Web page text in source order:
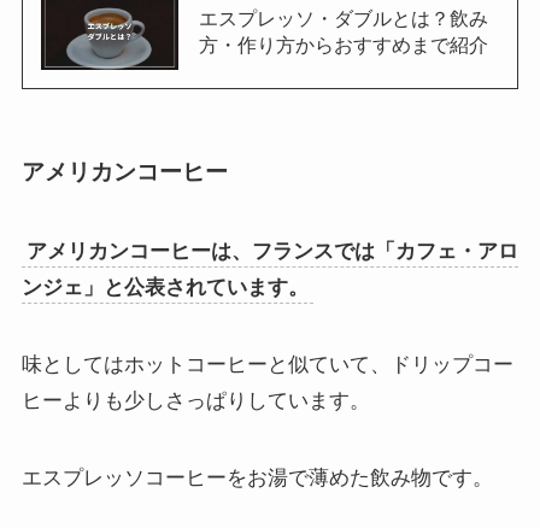
エスプレッソ・ダブルとは？飲み
方・作り方からおすすめまで紹介
アメリカンコーヒー
アメリカンコーヒーは、フランスでは「カフェ・アロ
ンジェ」と公表されています。
味としてはホットコーヒーと似ていて、ドリップコー
ヒーよりも少しさっぱりしています。
エスプレッソコーヒーをお湯で薄めた飲み物です。